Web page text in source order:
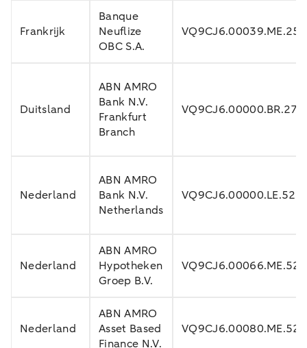
Frankrijk
Banque
Neuflize
OBC S.A.
VQ9CJ6.00039.ME.250
Duitsland
ABN AMRO
Bank N.V.
Frankfurt
Branch
VQ9CJ6.00000.BR.276
Nederland
ABN AMRO
Bank N.V.
Netherlands
VQ9CJ6.00000.LE.528
Nederland
ABN AMRO
Hypotheken
Groep B.V.
VQ9CJ6.00066.ME.528
Nederland
ABN AMRO
Asset Based
Finance N.V.
VQ9CJ6.00080.ME.528